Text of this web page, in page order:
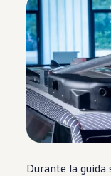
Durante la